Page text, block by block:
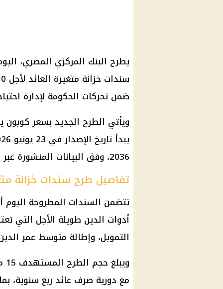
ضمن تحركات الحكومة لإدارة
2036، وفق البيانات المنشورة عبر الموقع الإلكتروني للبنك المركزي المصري.
تفاصيل طرح سندات خزانة
أدوات الدين طويلة الأجل التي
التمويل، وإطالة متوسط عمر